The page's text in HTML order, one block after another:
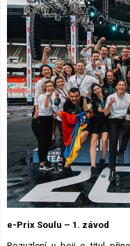
e-Prix Soulu – 1. závod